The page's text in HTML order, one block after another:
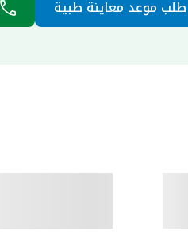
طلب موعد معاينة طبية